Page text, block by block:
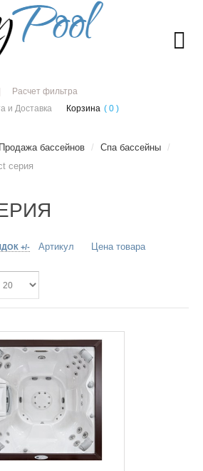
Расчет фильтра
и Доставка
Корзина ( 0 )
Продажа бассейнов / Спа бассейны /
серия
+/- Артикул Цена товара